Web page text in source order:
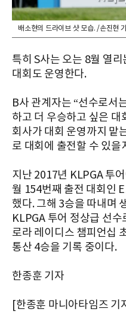
배소현의 드라이브 샷 모습. /손진현
특히 S사는 오는 8월 열
대회도 운영한다.
B사 관계자는 “선수로서
하고 더 우승하고 싶은 대
회사가 대회 운영까지 맡
로 대회에 출전할 수 있을
지난 2017년 KLPGA 투
월 154번째 출전 대회인
했다. 그해 3승을 따내며
KLPGA 투어 정상급 선
로라 레이디스 챔피언십
통산 4승을 기록 중이다.
한종훈 기자
[한종훈 마니아타임즈